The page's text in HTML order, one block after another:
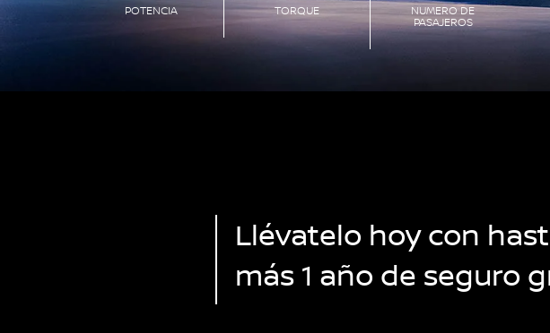
POTENCIA TORQUE NUMERO DE
PASAJEROS
Llévatelo hoy con
más 1 año de seguro